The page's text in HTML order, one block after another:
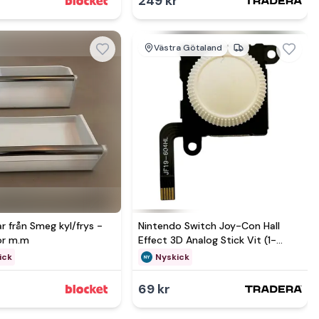
hos
från Smeg kyl/frys -
m.m
Västra Götaland
Nintendo Switch Joy-Con Hall
Effect 3D Analog Stick Vit (1-
Pack)Nyskick
69 kr